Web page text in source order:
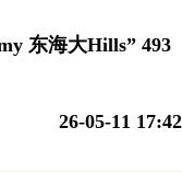
东海大Hills” 493
26-05-11 17:42